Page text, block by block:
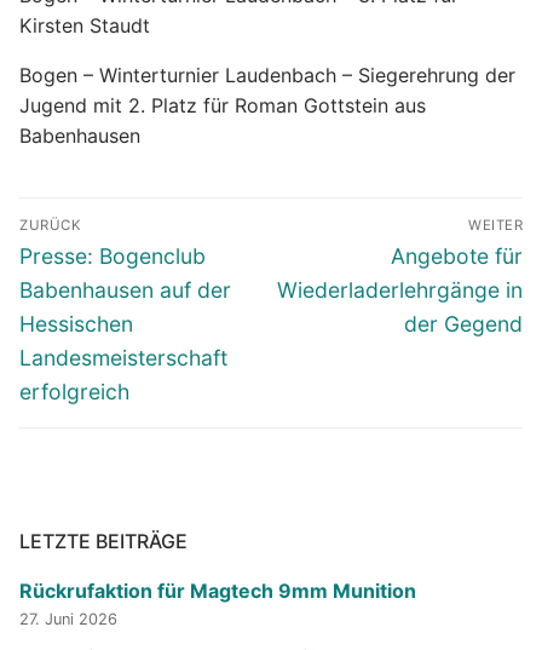
Kirsten Staudt
Bogen – Winterturnier Laudenbach – Siegerehrung der
Jugend mit 2. Platz für Roman Gottstein aus
Babenhausen
Beitragsnavigation
ZURÜCK
Vorheriger
Beitrag:
Presse: Bogenclub
Babenhausen auf der
Hessischen
Landesmeisterschaft
erfolgreich
WEITER
Nächster
Beitrag:
Angebote für
Wiederladerlehrgänge in
der Gegend
LETZTE BEITRÄGE
Rückrufaktion für Magtech 9mm Munition
27. Juni 2026